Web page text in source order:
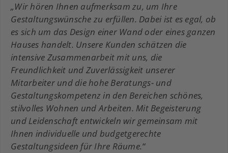
„Wir hören Ihnen aufmerksam zu, um Ihre
Gestaltungswünsche zu erfüllen. Dabei ist es egal, ob
es sich um das Design einer Wand oder eines ganzen
Hauses handelt. Unsere Kunden schätzen die
intensive Zusammenarbeit mit uns, die
Freundlichkeit und Zuverlässigkeit unserer
Mitarbeiter und die hohe Beratungs- und
Gestaltungskompetenz in den Bereichen schönes,
stilvolles Wohnen und Arbeiten. Mit Begeisterung
und Leidenschaft entwickeln wir gemeinsam mit
Ihnen individuelle und budgetgerechte
Gestaltungsideen für Ihre Räume.“